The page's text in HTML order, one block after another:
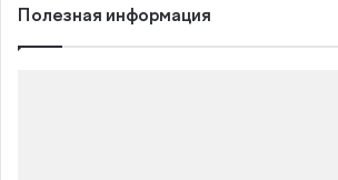
Полезная информация